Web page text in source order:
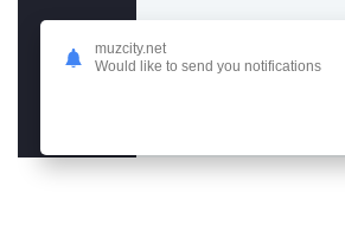
Настя Негода - Ой да
muzcity.net
Would like to send you notifications